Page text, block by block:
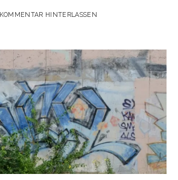
KOMMENTAR HINTERLASSEN